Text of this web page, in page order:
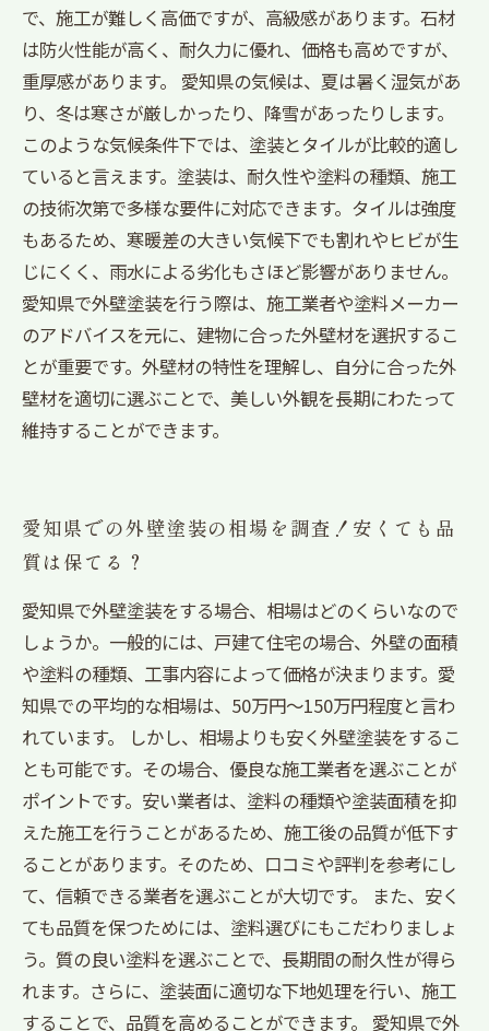
で、施工が難しく高価ですが、高級感があります。石材
は防火性能が高く、耐久力に優れ、価格も高めですが、
重厚感があります。 愛知県の気候は、夏は暑く湿気があ
り、冬は寒さが厳しかったり、降雪があったりします。
このような気候条件下では、塗装とタイルが比較的適し
ていると言えます。塗装は、耐久性や塗料の種類、施工
の技術次第で多様な要件に対応できます。タイルは強度
もあるため、寒暖差の大きい気候下でも割れやヒビが生
じにくく、雨水による劣化もさほど影響がありません。
愛知県で外壁塗装を行う際は、施工業者や塗料メーカー
のアドバイスを元に、建物に合った外壁材を選択するこ
とが重要です。外壁材の特性を理解し、自分に合った外
壁材を適切に選ぶことで、美しい外観を長期にわたって
維持することができます。
愛知県での外壁塗装の相場を調査！安くても品
質は保てる？
愛知県で外壁塗装をする場合、相場はどのくらいなので
しょうか。一般的には、戸建て住宅の場合、外壁の面積
や塗料の種類、工事内容によって価格が決まります。愛
知県での平均的な相場は、50万円〜150万円程度と言わ
れています。 しかし、相場よりも安く外壁塗装をするこ
とも可能です。その場合、優良な施工業者を選ぶことが
ポイントです。安い業者は、塗料の種類や塗装面積を抑
えた施工を行うことがあるため、施工後の品質が低下す
ることがあります。そのため、口コミや評判を参考にし
て、信頼できる業者を選ぶことが大切です。 また、安く
ても品質を保つためには、塗料選びにもこだわりましょ
う。質の良い塗料を選ぶことで、長期間の耐久性が得ら
れます。さらに、塗装面に適切な下地処理を行い、施工
することで、品質を高めることができます。 愛知県で外